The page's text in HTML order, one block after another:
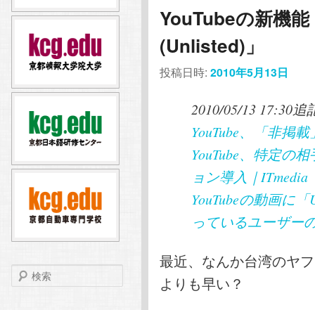
コ
ン
ツ
移
ン
テ
へ
動
YouTubeの新機
(Unlisted)」
投稿日時: 2010年5月13日
2010/05/13 17:30追
YouTube、「非掲
YouTube、特定の
ョン導入｜ITmedia
YouTubeの動画に
っているユーザー
最近、なんか台湾のヤ
よりも早い？
検
索